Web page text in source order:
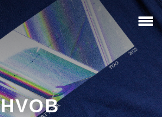
HVOB